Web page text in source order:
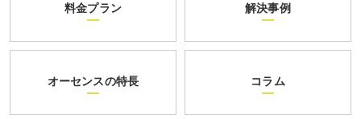
料金プラン 解決事例
オーセンスの特長 コラム